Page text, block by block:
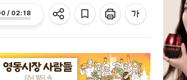
/ 02:18